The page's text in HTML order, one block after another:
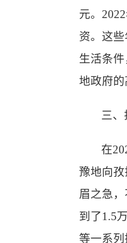
元。
资。这
生活条
地政府的
三、
在
豫地向
眉之急
到了1.5
等一系